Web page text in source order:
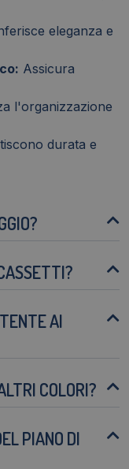
eleganza e
Assicura
l'organizzazione
durata e
AI
COLORI?
PIANO DI